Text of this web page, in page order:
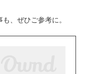
、ぜひご参考に。